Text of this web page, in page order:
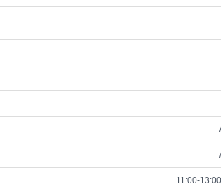
/
/
11:00-13:00